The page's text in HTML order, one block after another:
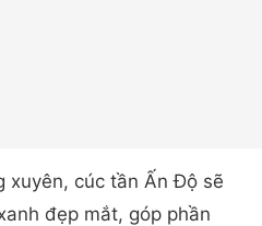
xuyên, cúc tần Ấn Độ sẽ
đẹp mắt, góp phần